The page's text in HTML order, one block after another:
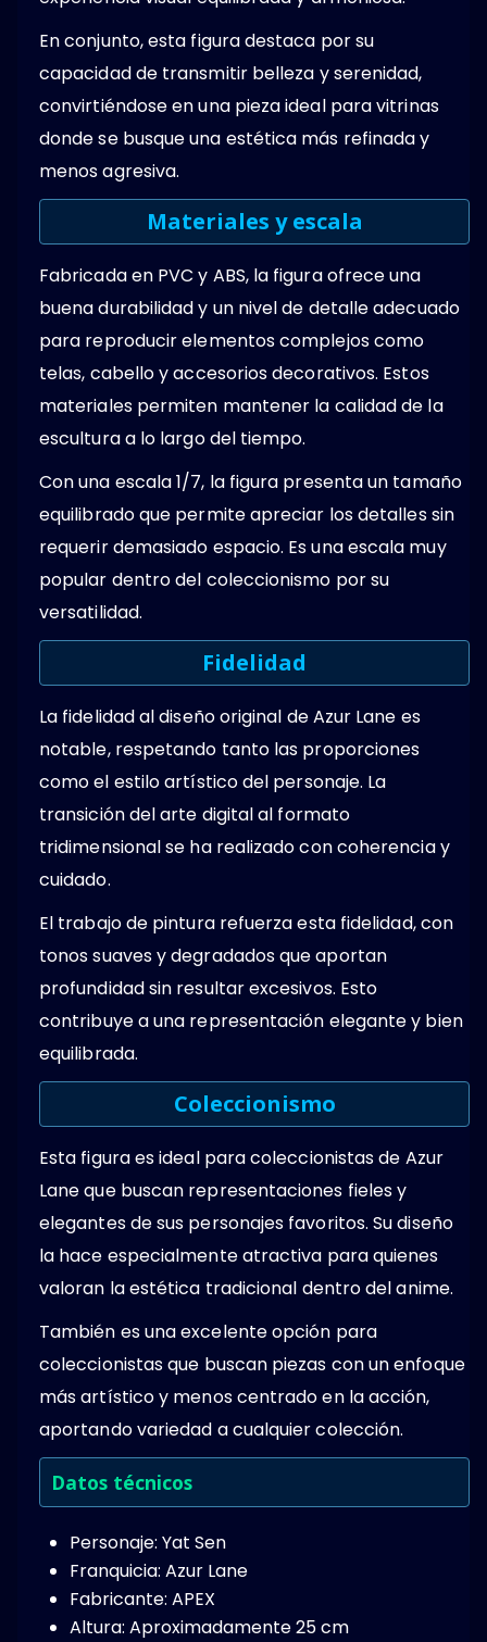
En conjunto, esta figura destaca por su
capacidad de transmitir belleza y serenidad,
convirtiéndose en una pieza ideal para vitrinas
donde se busque una estética más refinada y
menos agresiva.
Materiales y escala
Fabricada en PVC y ABS, la figura ofrece una
buena durabilidad y un nivel de detalle adecuado
para reproducir elementos complejos como
telas, cabello y accesorios decorativos. Estos
materiales permiten mantener la calidad de la
escultura a lo largo del tiempo.
Con una escala 1/7, la figura presenta un tamaño
equilibrado que permite apreciar los detalles sin
requerir demasiado espacio. Es una escala muy
popular dentro del coleccionismo por su
versatilidad.
Fidelidad
La fidelidad al diseño original de Azur Lane es
notable, respetando tanto las proporciones
como el estilo artístico del personaje. La
transición del arte digital al formato
tridimensional se ha realizado con coherencia y
cuidado.
El trabajo de pintura refuerza esta fidelidad, con
tonos suaves y degradados que aportan
profundidad sin resultar excesivos. Esto
contribuye a una representación elegante y bien
equilibrada.
Coleccionismo
Esta figura es ideal para coleccionistas de Azur
Lane que buscan representaciones fieles y
elegantes de sus personajes favoritos. Su diseño
la hace especialmente atractiva para quienes
valoran la estética tradicional dentro del anime.
También es una excelente opción para
coleccionistas que buscan piezas con un enfoque
más artístico y menos centrado en la acción,
aportando variedad a cualquier colección.
Datos técnicos
Personaje: Yat Sen
Franquicia: Azur Lane
Fabricante: APEX
Altura: Aproximadamente 25 cm